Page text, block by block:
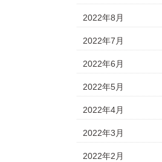
2022年8月
2022年7月
2022年6月
2022年5月
2022年4月
2022年3月
2022年2月